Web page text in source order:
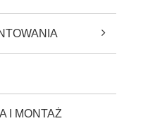
I MONTAŻ